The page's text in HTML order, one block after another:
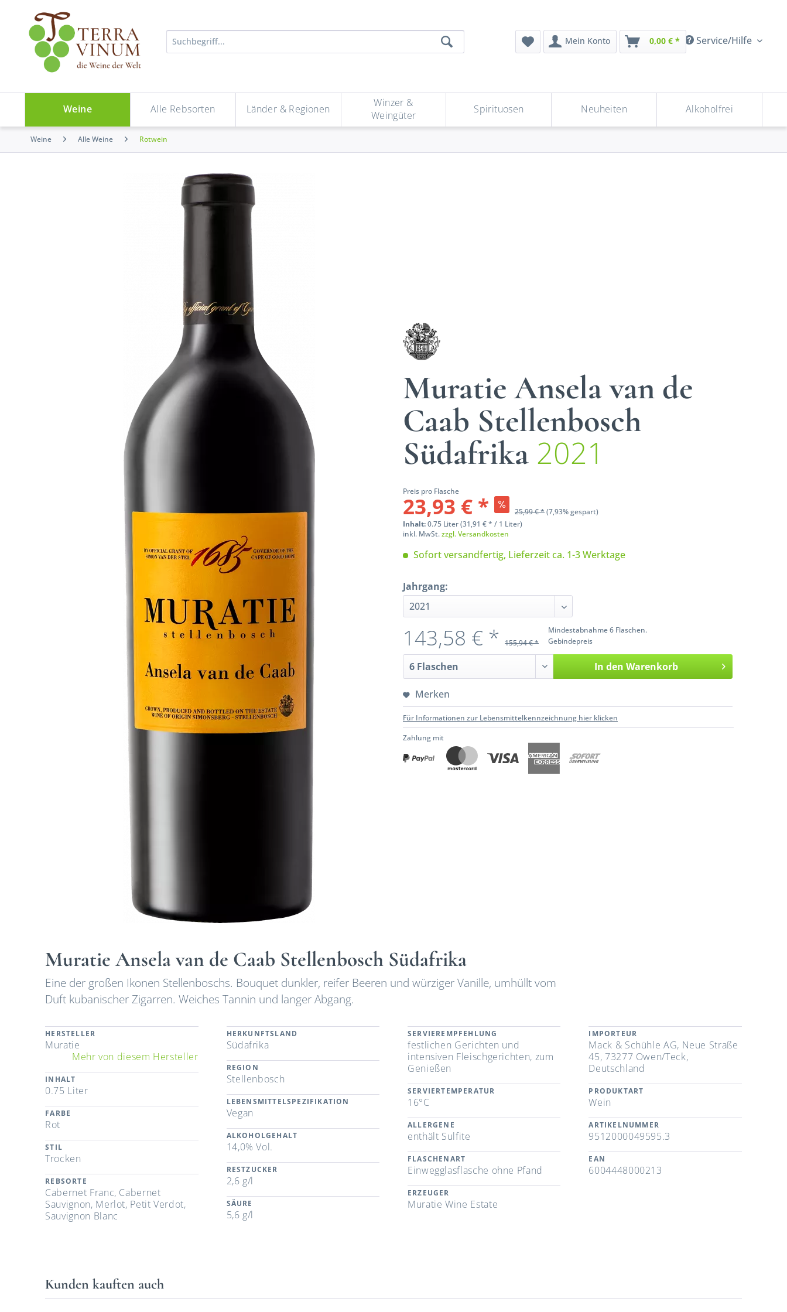
Service/Hilfe
Mein Konto 0,00 € *
Weine Alle Rebsorten Länder & Regionen
Winzer &
Weingüter
Spirituosen Neuheiten Alkoholfrei
Weine Alle Weine Rotwein
Muratie Ansela van de
Caab Stellenbosch
Südafrika 2021
Preis pro Flasche
23,93 € * 25,99 € *(7,93% gespart)
Inhalt:0.75 Liter (31,91 € * / 1 Liter)
inkl. MwSt.zzgl. Versandkosten
Sofort versandfertig, Lieferzeit ca. 1-3 Werktage
Jahrgang:
Mindestabnahme 6 Flaschen.
Gebindepreis
143,58 € * 155,94 € *
In den Warenkorb
Merken
Für Informationen zur Lebensmittelkennzeichnung hier klicken
Zahlung mit
Muratie Ansela van de Caab Stellenbosch Südafrika
Eine der großen Ikonen Stellenboschs. Bouquet dunkler, reifer Beeren und würziger Vanille, umhüllt vom
Duft kubanischer Zigarren. Weiches Tannin und langer Abgang.
HERSTELLER
Muratie
Mehr von diesem Hersteller
INHALT
0.75 Liter
FARBE
Rot
STIL
Trocken
REBSORTE
Cabernet Franc, Cabernet
Sauvignon, Merlot, Petit Verdot,
Sauvignon Blanc
HERKUNFTSLAND
Südafrika
REGION
Stellenbosch
LEBENSMITTELSPEZIFIKATION
Vegan
ALKOHOLGEHALT
14,0% Vol.
RESTZUCKER
2,6 g/l
SÄURE
5,6 g/l
SERVIEREMPFEHLUNG
festlichen Gerichten und
intensiven Fleischgerichten, zum
Genießen
SERVIERTEMPERATUR
16°C
ALLERGENE
enthält Sulfite
FLASCHENART
Einwegglasflasche ohne Pfand
ERZEUGER
Muratie Wine Estate
IMPORTEUR
Mack & Schühle AG, Neue Straße
45, 73277 Owen/Teck,
Deutschland
PRODUKTART
Wein
ARTIKELNUMMER
9512000049595.3
EAN
6004448000213
Kunden kauften auch